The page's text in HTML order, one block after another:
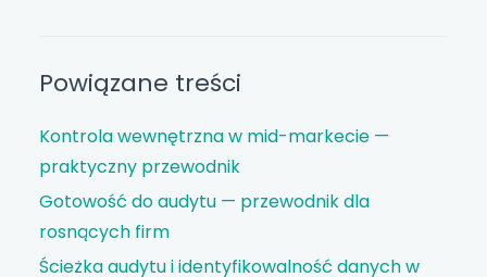
Powiązane treści
Kontrola wewnętrzna w mid-markecie —
praktyczny przewodnik
Gotowość do audytu — przewodnik dla
rosnących firm
Ścieżka audytu i identyfikowalność danych w